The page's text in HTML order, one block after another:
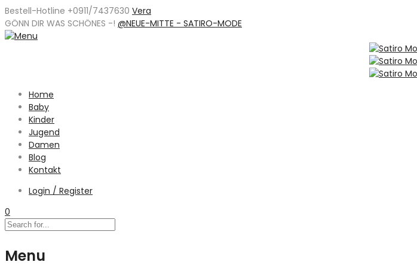
Bestell-Hotline +0911/7437630 Vera
GÖNN DIR WAS SCHÖNES -! @NEUE-MITTE - SATIRO-MODE
Home
Baby
Kinder
Jugend
Damen
Blog
Kontakt
Login / Register
0
Menu